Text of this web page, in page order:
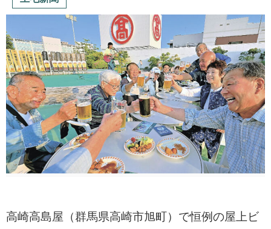
高崎高島屋（群馬県高崎市旭町）で恒例の屋上ビ